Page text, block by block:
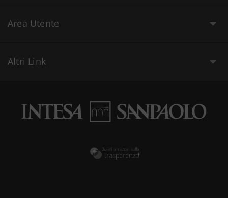
Area Utente
Altri Link